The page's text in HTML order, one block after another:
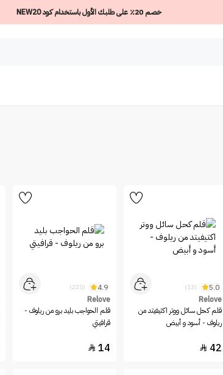
خصم 20٪ على طلبك الأول باستخدام كود NEW20
5.0
(13)
Relove
قلم كحل سائل ووتر اكتيفيتد من
ريلوف - أسود و أبيض
42

4.9
(225)
Relove
قلم الحواجب بليد برو من ريلوف -
قرافيتي
14
